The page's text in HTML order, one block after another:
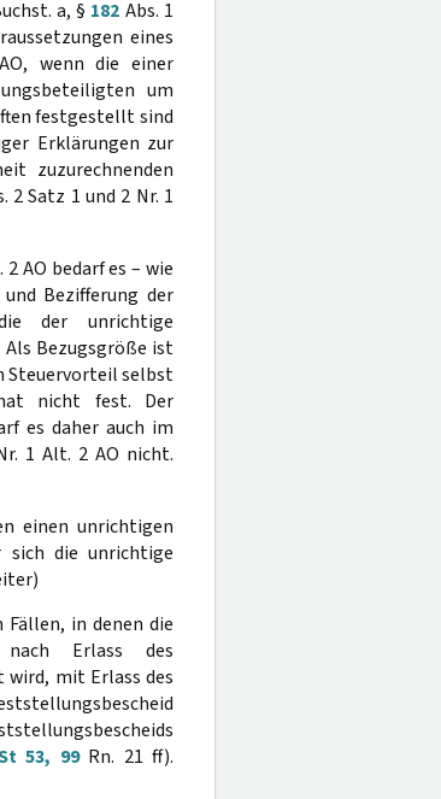
a, § 182 Abs. 1
eines
wenn die einer
um
festgestellt sind
Erklärungen zur
zuzurechnenden
2 Satz 1 und 2 Nr. 1
AO bedarf es – wie
Bezifferung der
der unrichtige
Bezugsgröße ist
Steuervorteil selbst
nicht fest. Der
es daher auch im
1 Alt. 2 AO nicht.
einen unrichtigen
sich die unrichtige
in denen die
nach Erlass des
wird, mit Erlass des
53, 99Rn. 21 ff).